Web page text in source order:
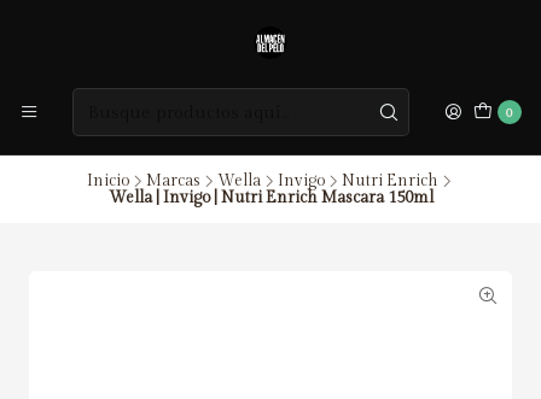
0
Inicio Marcas Wella Invigo
Nutri Enrich
Wella | Invigo | Nutri Enrich Mascara 150ml